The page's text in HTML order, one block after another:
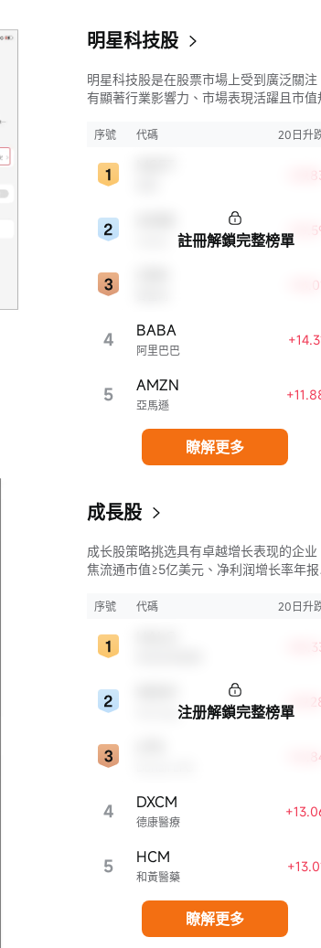
明星科技股
明星科技股是在股票市場上受到廣泛關注
有顯著行業影響力、市場表現活躍且市值
新、市場份額、品牌知名度、盈利能力
股市，特別是科技行業板塊乃至全球經
顯著影響。
序號 代碼 20日升
4 阿里巴巴
BABA
5 亞馬遜
AMZN
註冊解鎖完整榜單
瞭解更多
成長股
成长股策略挑选具有卓越增长表现的企业
焦流通市值≥5亿美元、净利润增长率年报
≥15%且ROE同比增长率>50%的股票，
序號 代碼 20日升
Workday
4 德康醫療
DXCM
5 和黃醫藥
HCM
注册解鎖完整榜單
瞭解更多